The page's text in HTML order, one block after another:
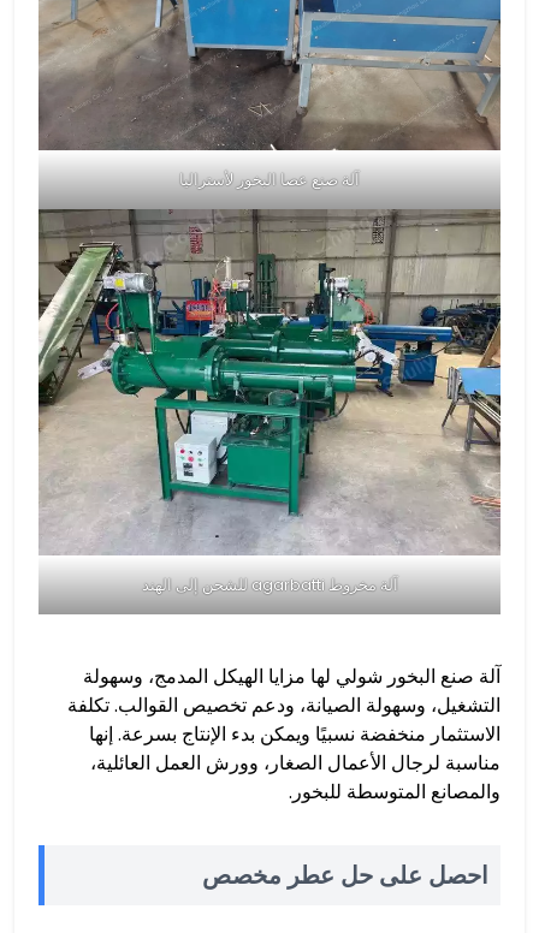
آلة صنع عصا البخور لأستراليا
آلة مخروط agarbatti للشحن إلى الهند
آلة صنع البخور شولي لها مزايا الهيكل المدمج، وسهولة
التشغيل، وسهولة الصيانة، ودعم تخصيص القوالب. تكلفة
الاستثمار منخفضة نسبيًا ويمكن بدء الإنتاج بسرعة. إنها
مناسبة لرجال الأعمال الصغار، وورش العمل العائلية،
والمصانع المتوسطة للبخور.
احصل على حل عطر مخصص